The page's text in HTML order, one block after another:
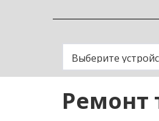
Ремонт